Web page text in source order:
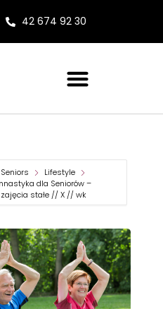
42 674 92 30
Seniors
Lifestyle
dla Seniorów –
zajęcia stałe // X // wk